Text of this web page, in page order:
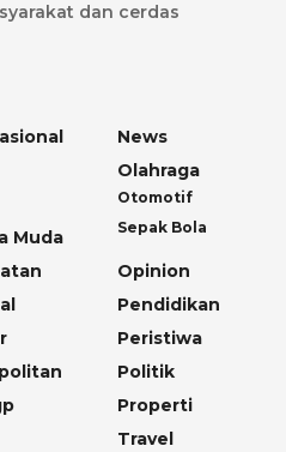
dan cerdas
Muda
News
Olahraga
Otomotif
Sepak Bola
Opinion
Pendidikan
Peristiwa
Politik
Properti
Travel